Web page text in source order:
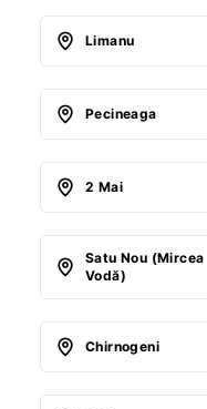
Limanu
Pecineaga
2 Mai
Satu Nou (Mircea
Vodă)
Chirnogeni